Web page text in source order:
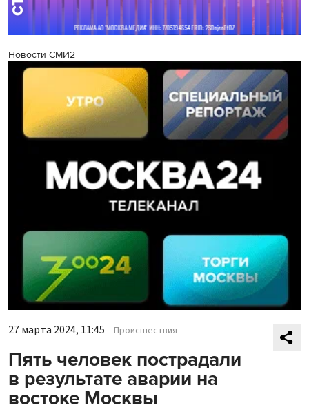
Новости СМИ2
27 марта 2024, 11:45 Происшествия
Пять человек пострадали
в результате аварии на
востоке Москвы